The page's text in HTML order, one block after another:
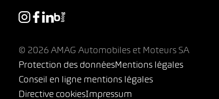
© 2026 AMAG Automobiles et Moteurs SA
Protection des donnéesMentions légales
Conseil en ligne mentions légales
Directive cookiesImpressum